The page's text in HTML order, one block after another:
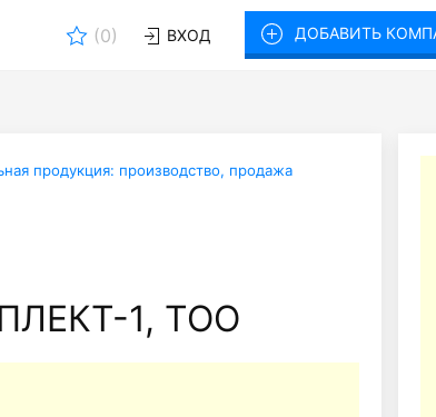
(0) ВХОД ДОБАВИТЬ
продукция: производство, продажа
1, ТОО